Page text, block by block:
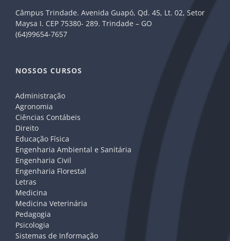
Câmpus Trindade. Avenida Guapó, Qd. 45, Lt. 02, Setor
Maysa I. CEP 75380- 289. Trindade – GO
(64)99654-7657
NOSSOS CURSOS
Administração
Agronomia
Ciências Contábeis
Direito
Educação Física
Engenharia Ambiental e Sanitária
Engenharia Civil
Engenharia Florestal
Letras
Medicina
Medicina Veterinária
Pedagogia
Psicologia
Sistemas de Informação